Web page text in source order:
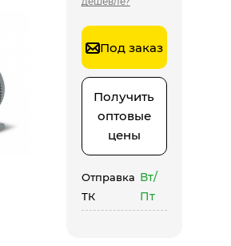
Под заказ
Получить
оптовые
цены
Отправка
ТК
Вт/
Пт